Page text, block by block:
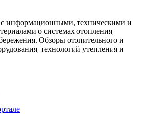
с информационными, техническими и
о системах отопления,
Обзоры отопительного и
технологий утепления и